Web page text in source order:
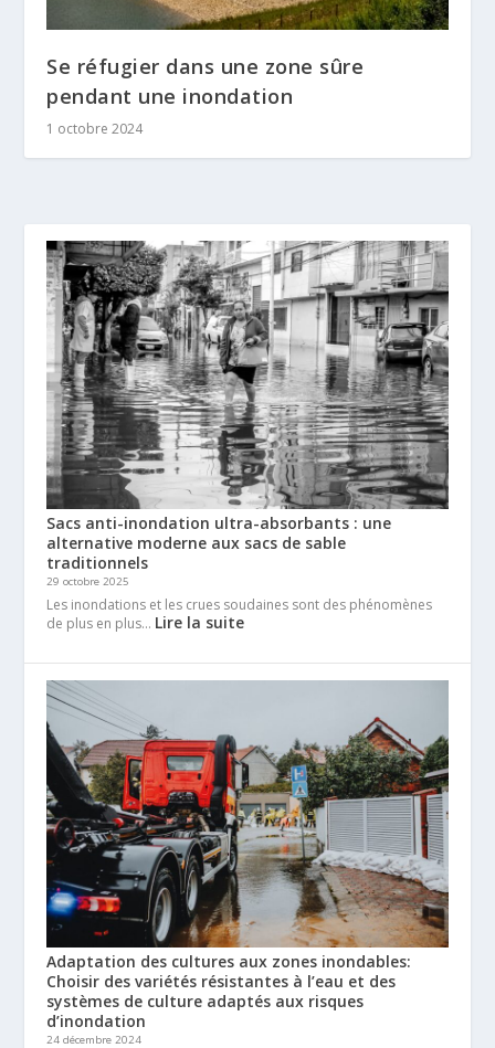
Se réfugier dans une zone sûre
pendant une inondation
1 octobre 2024
Sacs anti-inondation ultra-absorbants : une
alternative moderne aux sacs de sable
traditionnels
29 octobre 2025
Les inondations et les crues soudaines sont des phénomènes
de plus en plus… Lire la suite
Adaptation des cultures aux zones inondables:
Choisir des variétés résistantes à l’eau et des
systèmes de culture adaptés aux risques
d’inondation
24 décembre 2024